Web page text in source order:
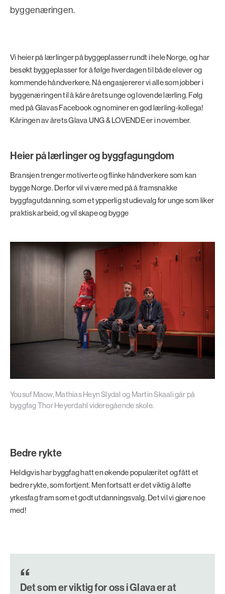
byggenæringen.
Vi heier på lærlinger på byggeplasser rundt i hele Norge, og har
besøkt byggeplasser for å følge hverdagen til både elever og
kommende håndverkere. Nå engasjererer vi alle som jobber i
byggenæringen til å kåre årets unge og lovende lærling. Følg
med på Glavas Facebook og nominer en god lærling-kollega!
Kåringen av årets Glava UNG & LOVENDE er i november.
Heier på lærlinger og byggfagungdom
Bransjen trenger motiverte og flinke håndverkere som kan
bygge Norge. Derfor vil vi være med på å framsnakke
byggfagutdanning, som et ypperlig studievalg for unge som liker
praktisk arbeid, og vil skape og bygge
Yousuf Maow, Mathias Heyn Slydal og Martin Skaali går på
byggfag Thor Heyerdahl videregående skole.
Bedre rykte
Heldigvis har byggfag hatt en økende populæritet og fått et
bedre rykte, som fortjent. Men fortsatt er det viktig å løfte
yrkesfag fram som et godt utdanningsvalg. Det vil vi gjøre noe
med!
Det som er viktig for oss i Glava er at